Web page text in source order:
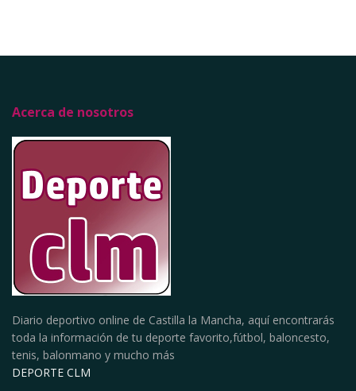
Acerca de nosotros
Diario deportivo online de Castilla la Mancha, aquí encontrarás
toda la información de tu deporte favorito,fútbol, baloncesto,
tenis, balonmano y mucho más
DEPORTE CLM